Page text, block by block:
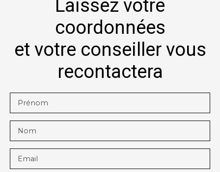
Laissez votre
coordonnées
et votre conseiller vous
recontactera
Prénom
Nom
Email